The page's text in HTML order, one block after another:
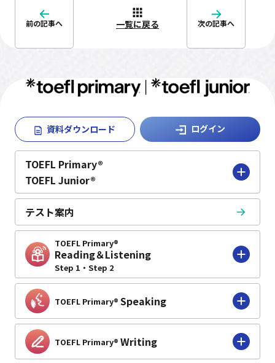
前の記事へ 一覧に戻る 次の記事へ
資料ダウンロード ログイン
TOEFL Primary®
TOEFL Junior®
テスト案内
TOEFL Primary®
Reading＆Listening
Step 1・Step 2
TOEFL Primary® Speaking
TOEFL Primary® Writing